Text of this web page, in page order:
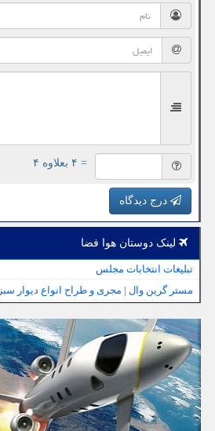
= ۴ بعلاوه ۴
درج دیدگاه
لینک دوستان هوا فضا
تبلیغات انتخابات مجلس
مستر گرین وال | مجری و طراح انواع دیوار سبز